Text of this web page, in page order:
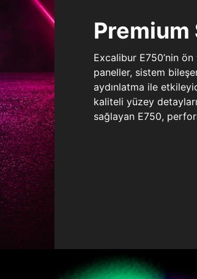
Premium
Excalibur E750’nin
paneller, sistem
aydınlatma ile
kaliteli yüzey
sağlayan E750,